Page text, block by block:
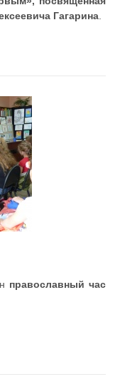
Гагарина.
православный час